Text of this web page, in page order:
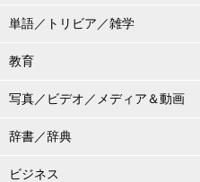
単語／トリビア／雑学
教育
写真／ビデオ／メディア＆動画
辞書／辞典
ビジネス